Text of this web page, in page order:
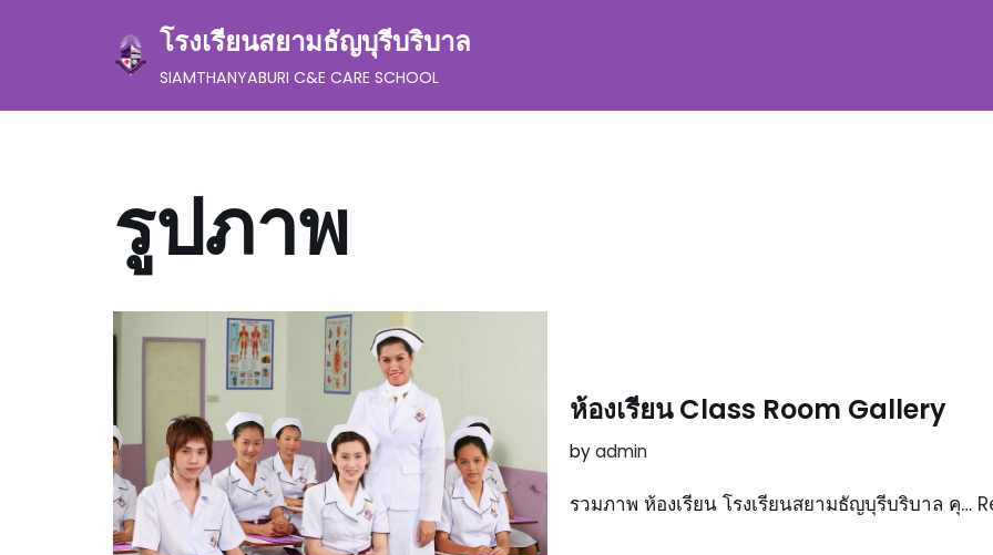
โรงเรียนสยามธัญบุรีบริบาล
SIAMTHANYABURI C&E CARE SCHOOL
รูปภาพ
ห้องเรียน Class Room Gallery
byadmin
รวมภาพ ห้องเรียน โรงเรียนสยามธัญบุรีบริบาล คุ…